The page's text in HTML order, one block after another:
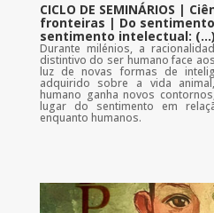
CICLO DE SEMINÁRIOS |
fronteiras | Do
sentimento intelectual: (…)
Durante milénios, a
distintivo do ser humano face
luz de novas formas de
adquirido sobre a vida
humano ganha novos
lugar do sentimento em
enquanto humanos.